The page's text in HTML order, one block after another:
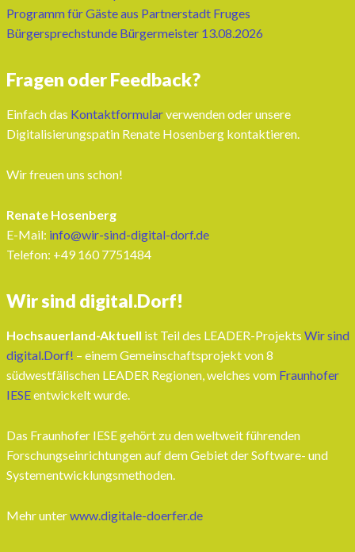
Programm für Gäste aus Partnerstadt Fruges
Bürgersprechstunde Bürgermeister 13.08.2026
Fragen oder Feedback?
Einfach das Kontaktformularverwenden oder unsere
Digitalisierungspatin Renate Hosenberg kontaktieren.
Wir freuen uns schon!
Renate Hosenberg
E-Mail: info@wir-sind-digital-dorf.de
Telefon: ‭+49 160 7751484‬
Wir sind digital.Dorf!
Hochsauerland-Aktuell ist Teil des LEADER-Projekts Wir sind
digital.Dorf! – einem Gemeinschaftsprojekt von 8
südwestfälischen LEADER Regionen, welches vom Fraunhofer
IESEentwickelt wurde.
Das Fraunhofer IESE gehört zu den weltweit führenden
Forschungseinrichtungen auf dem Gebiet der Software- und
Systementwicklungsmethoden.
Mehr unterwww.digitale-doerfer.de